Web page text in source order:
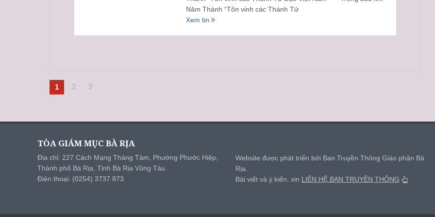
Năm Thánh “Tôn vinh các Thánh Tử
Xem tin
1 2 3
TÒA GIÁM MỤC BÀ RỊA
Địa chỉ: 227 Cách Mạng Tháng Tám, Phường Phước Hiệp,
Thành phố Bà Rịa, Tỉnh Bà Rịa Vũng Tàu.
Điện thoại: (0254) 3737 873
Website được phát triển bởi Ban Truyền Thông Giáo phận Bà
Rịa.
Bài viết và ý kiến, xin LIÊN HỆ BAN TRUYỀN THÔNG